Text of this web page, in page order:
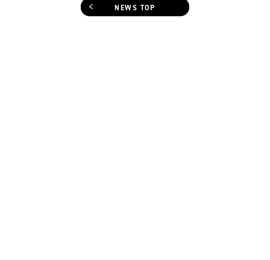
NEWS TOP